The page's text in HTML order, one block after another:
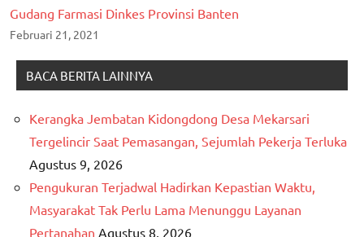
Gudang Farmasi Dinkes Provinsi Banten
Februari 21, 2021
BACA BERITA LAINNYA
Kerangka Jembatan Kidongdong Desa Mekarsari
Tergelincir Saat Pemasangan, Sejumlah Pekerja Terluka
Agustus 9, 2026
Pengukuran Terjadwal Hadirkan Kepastian Waktu,
Masyarakat Tak Perlu Lama Menunggu Layanan
Pertanahan Agustus 8, 2026